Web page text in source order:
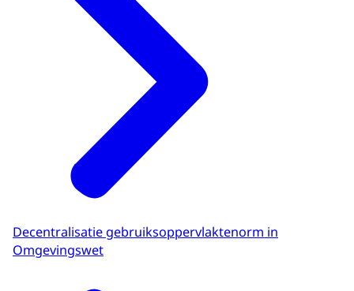
Decentralisatie gebruiksoppervlaktenorm in
Omgevingswet